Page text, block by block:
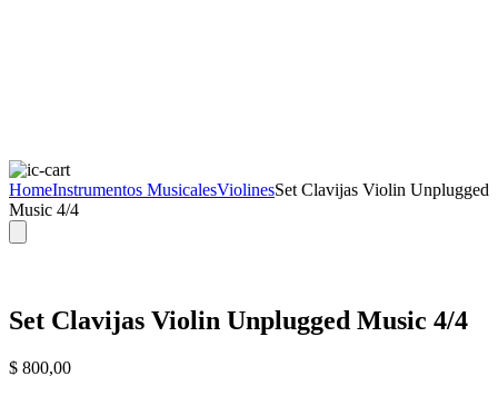
HomeInstrumentos MusicalesViolinesSet Clavijas Violin Unplugged
Music 4/4
Set Clavijas Violin Unplugged Music 4/4
$ 800,00